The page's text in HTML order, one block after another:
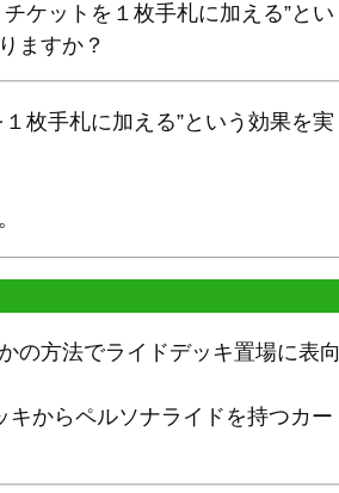
ケットを１枚手札に加える”とい
ますか？
枚手札に加える”という効果を実
の方法でライドデッキ置場に表向
キからペルソナライドを持つカー